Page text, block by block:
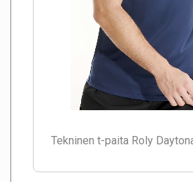
Tekninen t-paita Roly